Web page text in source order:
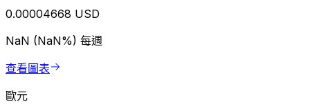
0.00004668 USD
NaN (NaN%) 每週
查看圖表
歐元